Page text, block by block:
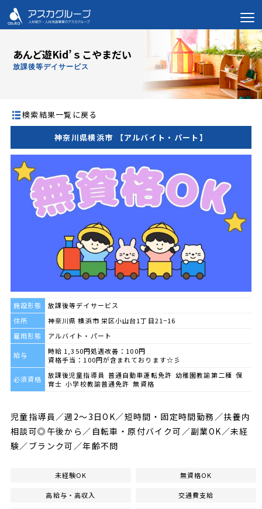
あんど遊Kid’ｓこやまだい
放課後等デイサービス
検索結果一覧に戻る
神奈川県横浜市 【アルバイト・パート】
施設形態
放課後等デイサービス
住所
神奈川県 横浜市 栄区小山台1丁目21−16
雇用形態
アルバイト・パート
給与
時給 1,350円処遇改善：100円
資格手当：100円が含まれております☆彡
必須資格
放課後児童指導員 普通自動車運転免許 幼稚園教諭第二種 保
育士 小学校教諭普通免許 無資格
児童指導員／週2～3日OK／短時間・固定時間勤務／扶養内
相談可◎午後から／自転車・原付バイク可／副業OK／未経
験／ブランク可／年齢不問
未経験OK 無資格OK
高給与・高収入 交通費支給